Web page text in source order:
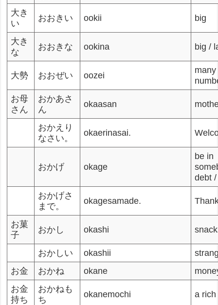
大き
い
おおきい ookii big
大き
な
おおきな ookina big /
大勢 おおぜい oozei
お母
さん
おかあさ
ん
okaasan
おかえり
なさい。
okaerinasai.
おかげ okage
be in
debt
おかげさ
まで。
okagesamade.
お菓
子
おかし okashi
おかしい okashii
お金
おかね okane
お金
持ち
おかねも
ち
okanemochi a